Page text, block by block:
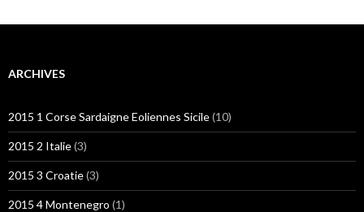
ARCHIVES
2015 1 Corse Sardaigne Eoliennes Sicile(10)
2015 2 Italie(3)
2015 3 Croatie(3)
2015 4 Montenegro (1)